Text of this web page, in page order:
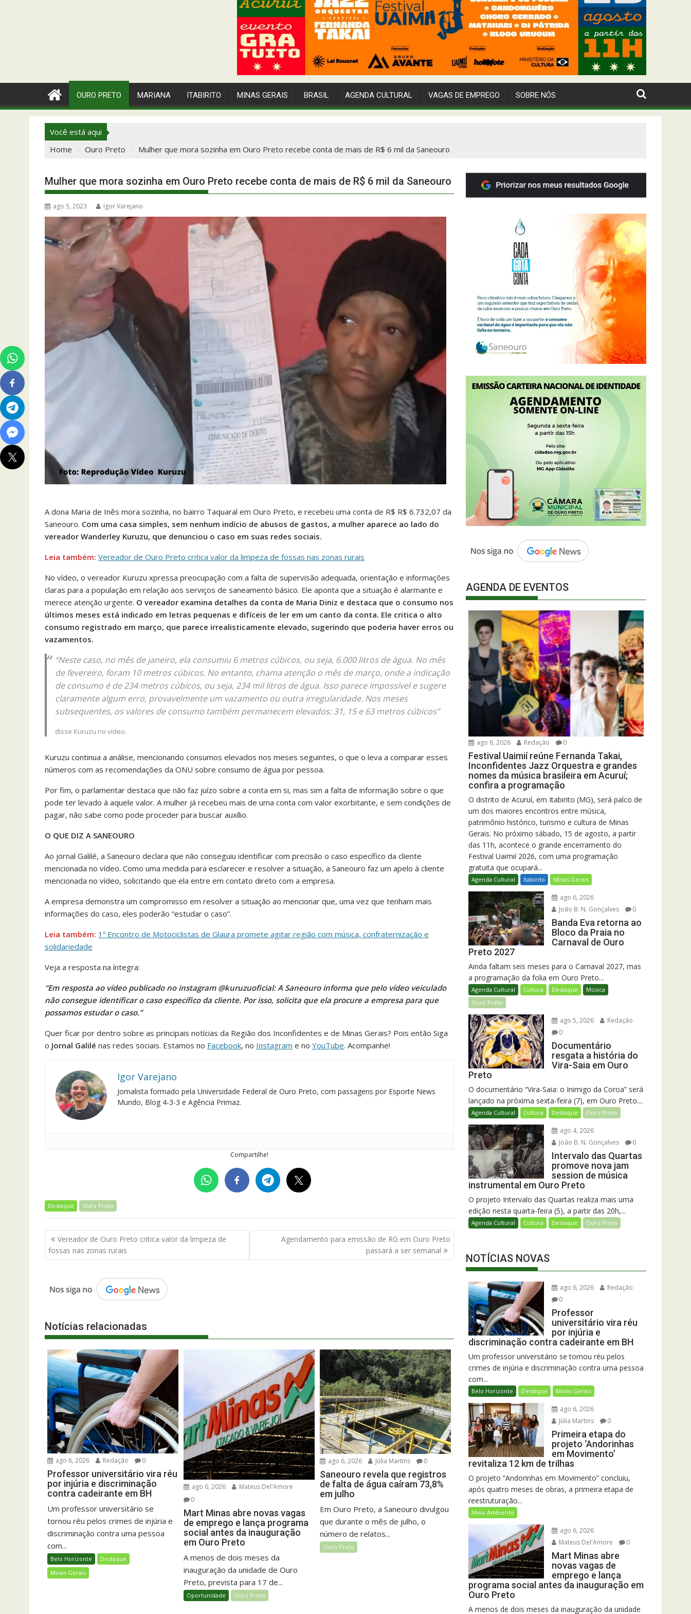
OURO PRETO MARIANA ITABIRITO MINAS GERAIS BRASIL AGENDA CULTURAL VAGAS DE EMPREGO SOBRE NÓS
Você está aqui
Home
Ouro Preto Mulher que mora sozinha em Ouro Preto recebe conta de mais de R$ 6 mil da Saneouro
Mulher que mora sozinha em Ouro Preto recebe conta de mais de R$ 6 mil da Saneouro
ago 5, 2023 Igor Varejano
A dona Maria de Inês mora sozinha, no bairro Taquaral em Ouro Preto, e recebeu uma conta de R$ R$ 6.732,07 da
Saneouro. Com uma casa simples, sem nenhum indício de abusos de gastos, a mulher aparece ao lado do
vereador Wanderley Kuruzu, que denunciou o caso em suas redes sociais.
Leia também: Vereador de Ouro Preto critica valor da limpeza de fossas nas zonas rurais
No vídeo, o vereador Kuruzu xpressa preocupação com a falta de supervisão adequada, orientação e informações
claras para a população em relação aos serviços de saneamento básico. Ele aponta que a situação é alarmante e
merece atenção urgente. O vereador examina detalhes da conta de Maria Diniz e destaca que o consumo nos
últimos meses está indicado em letras pequenas e difíceis de ler em um canto da conta. Ele critica o alto
consumo registrado em março, que parece irrealisticamente elevado, sugerindo que poderia haver erros ou
vazamentos.
“Neste caso, no mês de janeiro, ela consumiu 6 metros cúbicos, ou seja, 6.000 litros de água. No mês
de fevereiro, foram 10 metros cúbicos. No entanto, chama atenção o mês de março, onde a indicação
de consumo é de 234 metros cúbicos, ou seja, 234 mil litros de água. Isso parece impossível e sugere
claramente algum erro, provavelmente um vazamento ou outra irregularidade. Nos meses
subsequentes, os valores de consumo também permanecem elevados: 31, 15 e 63 metros cúbicos”
disse Kuruzu no vídeo.
Kuruzu continua a análise, mencionando consumos elevados nos meses seguintes, o que o leva a comparar esses
números com as recomendações da ONU sobre consumo de água por pessoa.
Por fim, o parlamentar destaca que não faz juízo sobre a conta em si, mas sim a falta de informação sobre o que
pode ter levado à aquele valor. A mulher já recebeu mais de uma conta com valor exorbitante, e sem condições de
pagar, não sabe como pode proceder para buscar auxílio.
O QUE DIZ A SANEOURO
Ao jornal Galilé, a Saneouro declara que não conseguiu identificar com precisão o caso específico da cliente
mencionada no vídeo. Como uma medida para esclarecer e resolver a situação, a Saneouro faz um apelo à cliente
mencionada no vídeo, solicitando que ela entre em contato direto com a empresa.
A empresa demonstra um compromisso em resolver a situação ao mencionar que, uma vez que tenham mais
informações do caso, eles poderão “estudar o caso”.
Leia também: 1º Encontro de Motociclistas de Glaura promete agitar região com música, confraternização e
solidariedade
Veja a resposta na íntegra:
“Em resposta ao vídeo publicado no instagram @kuruzuoficial: A Saneouro informa que pelo vídeo veiculado
não consegue identificar o caso específico da cliente. Por isso, solicita que ela procure a empresa para que
possamos estudar o caso.”
Quer ficar por dentro sobre as principais notícias da Região dos Inconfidentes e de Minas Gerais? Pois então Siga
o Jornal Galilé nas redes sociais. Estamos no Facebook, no Instagram e no YouTube. Acompanhe!
Igor Varejano
Jornalista formado pela Universidade Federal de Ouro Preto, com passagens por Esporte News
Mundo, Blog 4-3-3 e Agência Primaz.
Compartilhe!
Destaque Ouro Preto
Navegação
de
Post
Vereador de Ouro Preto critica valor da limpeza de
fossas nas zonas rurais
Agendamento para emissão de RG em Ouro Preto
passará a ser semanal
Notícias relacionadas
ago 6, 2026 Redação 0
Professor universitário vira réu
por injúria e discriminação
contra cadeirante em BH
Um professor universitário se
tornou réu pelos crimes de injúria e
discriminação contra uma pessoa
com...
Belo Horizonte
Destaque
Minas Gerais
ago 6, 2026
Mateus Del'Amore
0
Mart Minas abre novas vagas
de emprego e lança programa
social antes da inauguração
em Ouro Preto
A menos de dois meses da
inauguração da unidade de Ouro
Preto, prevista para 17 de...
Oportunidade Ouro Preto
ago 6, 2026 Júlia Martins 0
Saneouro revela que registros
de falta de água caíram 73,8%
em julho
Em Ouro Preto, a Saneouro divulgou
que durante o mês de julho, o
número de relatos...
Ouro Preto
AGENDA DE EVENTOS
ago 6, 2026 Redação 0
Festival Uaimií reúne Fernanda Takai,
Inconfidentes Jazz Orquestra e grandes
nomes da música brasileira em Acuruí;
confira a programação
O distrito de Acuruí, em Itabirito (MG), será palco de
um dos maiores encontros entre música,
patrimônio histórico, turismo e cultura de Minas
Gerais. No próximo sábado, 15 de agosto, a partir
das 11h, acontece o grande encerramento do
Festival Uaimií 2026, com uma programação
gratuita que ocupará...
Agenda Cultural Itabirito Minas Gerais
ago 6, 2026
João B. N. Gonçalves
0
Banda Eva retorna ao
Bloco da Praia no
Carnaval de Ouro
Preto 2027
Ainda faltam seis meses para o Carnaval 2027, mas
a programação da folia em Ouro Preto...
Agenda Cultural Cultura Destaque
Música
Ouro Preto
ago 5, 2026
Redação
0
Documentário
resgata a história do
Vira-Saia em Ouro
Preto
O documentário “Vira-Saia: o Inimigo da Coroa” será
lançado na próxima sexta-feira (7), em Ouro Preto....
Agenda Cultural Cultura Destaque Ouro Preto
ago 4, 2026
João B. N. Gonçalves
0
Intervalo das Quartas
promove nova jam
session de música
instrumental em Ouro Preto
O projeto Intervalo das Quartas realiza mais uma
edição nesta quarta-feira (5), a partir das 20h,...
Agenda Cultural Cultura Destaque Ouro Preto
NOTÍCIAS NOVAS
ago 6, 2026
Redação
0
Professor
universitário vira réu
por injúria e
discriminação contra cadeirante em BH
Um professor universitário se tornou réu pelos
crimes de injúria e discriminação contra uma pessoa
com...
Belo Horizonte Destaque Minas Gerais
ago 6, 2026
Júlia Martins
0
Primeira etapa do
projeto ‘Andorinhas
em Movimento’
revitaliza 12 km de trilhas
O projeto “Andorinhas em Movimento” concluiu,
após quatro meses de obras, a primeira etapa de
reestruturação...
Meio Ambiente
ago 6, 2026
Mateus Del'Amore
0
Mart Minas abre
novas vagas de
emprego e lança
programa social antes da inauguração em
Ouro Preto
A menos de dois meses da inauguração da unidade